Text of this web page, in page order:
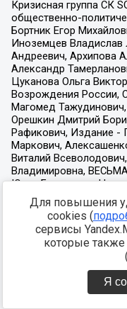
Для повышения
cookies (
сервисы
которые
Я